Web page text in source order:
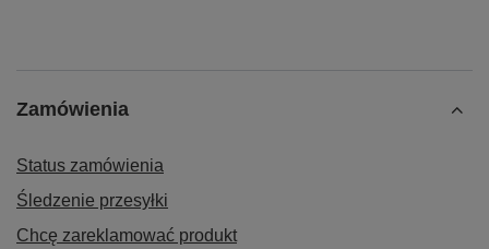
Zamówienia
Status zamówienia
Śledzenie przesyłki
Chcę zareklamować produkt